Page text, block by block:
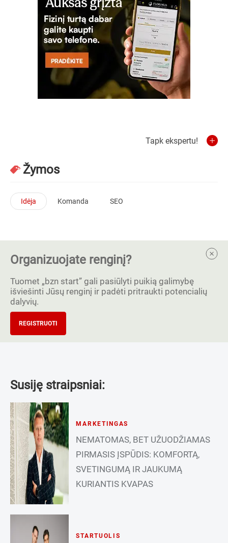
Tapk ekspertu!
Žymos
Idėja Komanda SEO
Organizuojate renginį?
Tuomet „bzn start” gali pasiūlyti puikią galimybę
išviešinti Jūsų renginį ir padėti pritraukti potencialių
dalyvių.
REGISTRUOTI
Susiję straipsniai:
MARKETINGAS
NEMATOMAS, BET UŽUODŽIAMAS
PIRMASIS ĮSPŪDIS: KOMFORTĄ,
SVETINGUMĄ IR JAUKUMĄ
KURIANTIS KVAPAS
STARTUOLIS